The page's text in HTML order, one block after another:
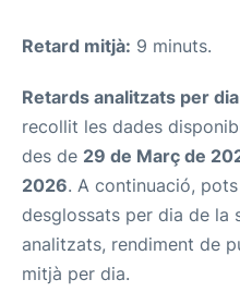
Retard mitjà: 9 minuts.
Retards analitzats per
recollit les dades
des de 29 de Març de
2026. A continuació,
desglossats per dia de la
analitzats, rendiment de
mitjà per dia.